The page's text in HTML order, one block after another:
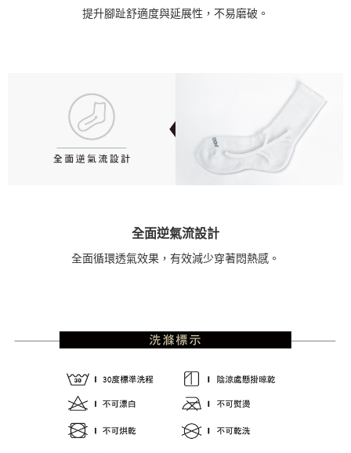
提升腳趾舒適度與延展性，不易磨破。
全面逆氣流設計
全面循環透氣效果，有效減少穿著悶熱感。